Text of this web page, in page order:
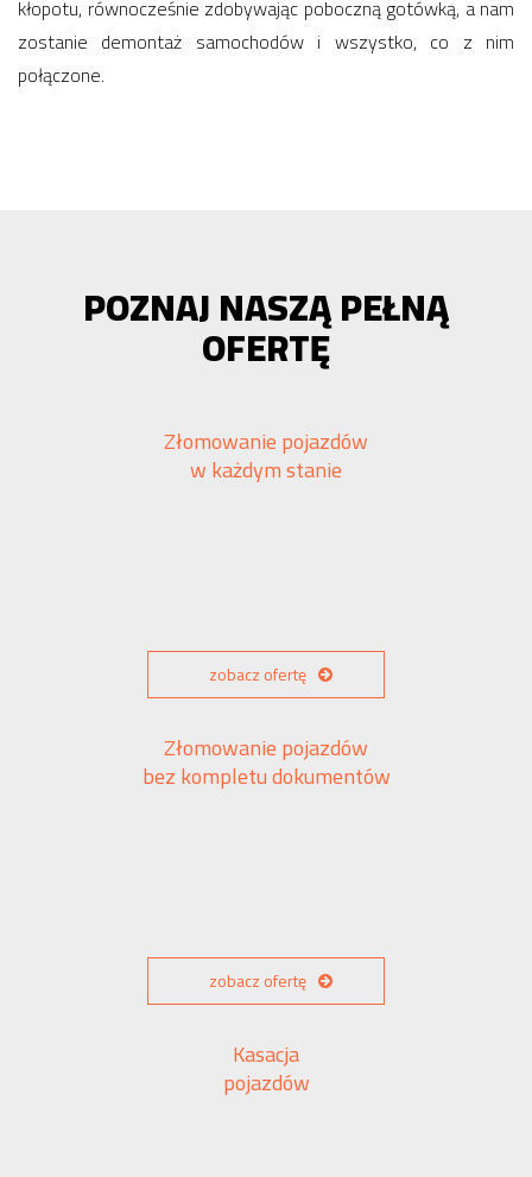
kłopotu, równocześnie zdobywając poboczną gotówką, a nam
zostanie demontaż samochodów i wszystko, co z nim
połączone.
POZNAJ NASZĄ PEŁNĄ
OFERTĘ
Złomowanie pojazdów
w każdym stanie
zobacz ofertę
Złomowanie pojazdów
bez kompletu dokumentów
zobacz ofertę
Kasacja
pojazdów